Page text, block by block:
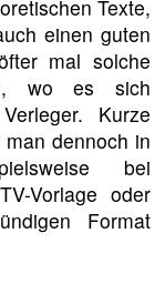
Texte,
einen guten
mal solche
wo es sich
Kurze
dennoch in
bei
Vorlage oder
Format